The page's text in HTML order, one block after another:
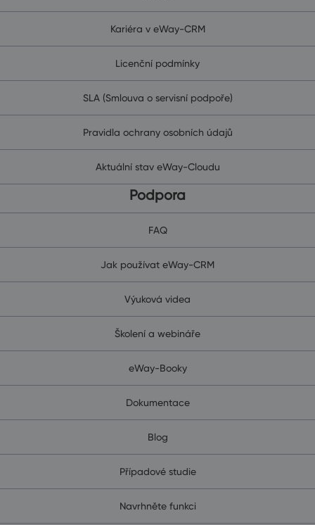
Kariéra v eWay-CRM
Licenční podmínky
SLA (Smlouva o servisní podpoře)
Pravidla ochrany osobních údajů
Aktuální stav eWay-Cloudu
Podpora
FAQ
Jak používat eWay-CRM
Výuková videa
Školení a webináře
eWay-Booky
Dokumentace
Blog
Případové studie
Navrhněte funkci